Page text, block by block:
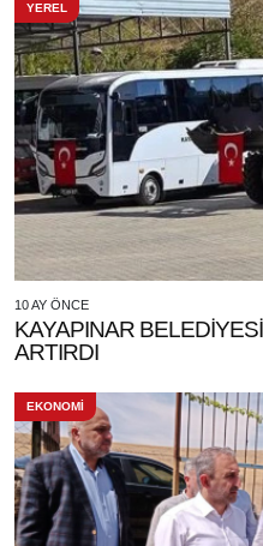
YEREL
10 AY ÖNCE
KAYAPINAR
ARTIRDI
EKONOMİ